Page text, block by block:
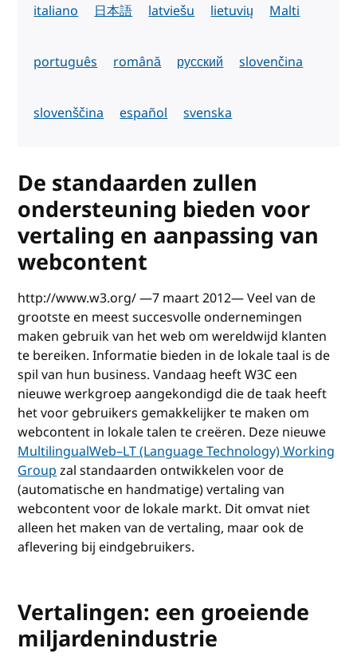
italiano 日本語 latviešu lietuvių Malti
português română русский slovenčina
slovenščina español svenska
De standaarden zullen
ondersteuning bieden voor
vertaling en aanpassing van
webcontent
http://www.w3.org/ —7 maart 2012— Veel van de
grootste en meest succesvolle ondernemingen
maken gebruik van het web om wereldwijd klanten
te bereiken. Informatie bieden in de lokale taal is de
spil van hun business. Vandaag heeft W3C een
nieuwe werkgroep aangekondigd die de taak heeft
het voor gebruikers gemakkelijker te maken om
webcontent in lokale talen te creëren. Deze nieuwe
MultilingualWeb–LT (Language Technology) Working
Groupzal standaarden ontwikkelen voor de
(automatische en handmatige) vertaling van
webcontent voor de lokale markt. Dit omvat niet
alleen het maken van de vertaling, maar ook de
aflevering bij eindgebruikers.
Vertalingen: een groeiende
miljardenindustrie